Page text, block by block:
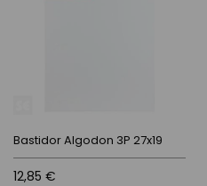
Bastidor Algodon 3P 27x19
12,85 €